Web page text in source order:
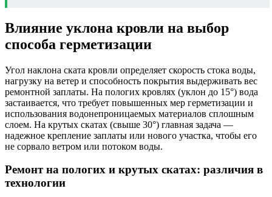
Влияние уклона кровли на выбор
способа герметизации
Угол наклона ската кровли определяет скорость стока воды,
нагрузку на ветер и способность покрытия выдерживать вес
ремонтной заплаты. На пологих кровлях (уклон до 15°) вода
застаивается, что требует повышенных мер герметизации и
использования водонепроницаемых материалов сплошным
слоем. На крутых скатах (свыше 30°) главная задача —
надежное крепление заплаты или нового участка, чтобы его
не сорвало ветром или потоком воды.
Ремонт на пологих и крутых скатах: различия в
технологии